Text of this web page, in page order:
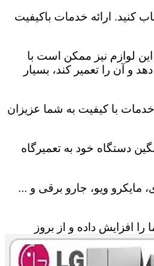
کنید. ارائه خدمات باکیفیت
این لوازم نیز ممکن است با
آن را تعمیر کند، بسیار
با کیفیت به شما عزیزان
دستگاه خود به تعمیرگاه
مایکرو ویو، جارو برقی و ...
افزایش داده و از بروز